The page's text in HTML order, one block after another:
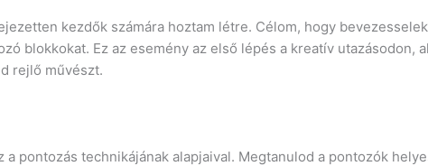
kezdők számára hoztam létre. Célom, hogy
blokkokat. Ez az esemény az első lépés a kreatív utazásodon,
rejlő művészt.
pontozás technikájának alapjaival. Megtanulod a pontozók